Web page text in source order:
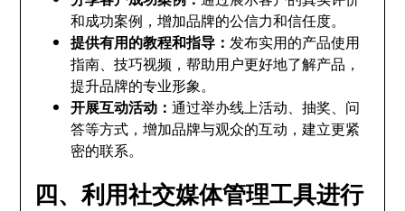
和成功案例，增加品牌的公信力和信任度。
提供有用的教程和指导：发布实用的产品使用
指南、技巧视频，帮助用户更好地了解产品，
提升品牌的专业形象。
开展互动活动：通过举办线上活动、抽奖、问
答等方式，增加品牌与观众的互动，建立更紧
密的联系。
四、利用社交媒体管理工具进行